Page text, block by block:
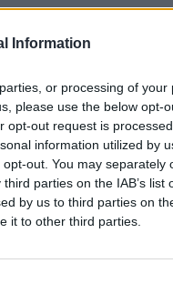
Information
or processing of your
please use the below opt-
opt-out request is
information utilized by
out. You may separately
parties on the IAB’s list
by us to third parties on
it to other third parties.
も長期化していま
があると報告されて
が風で再び舞い上
ン